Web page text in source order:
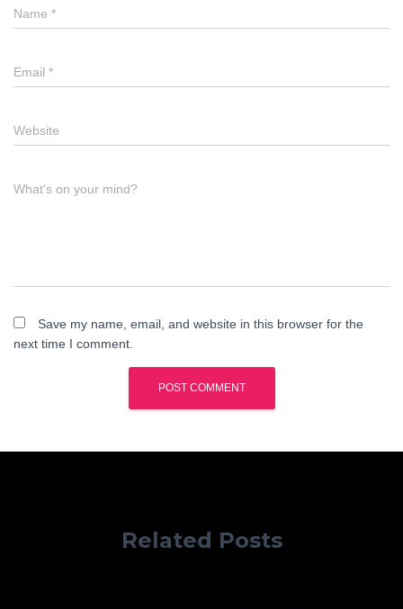
Name *
Email *
Website
What's on your mind?
Save my name, email, and website in this browser for the
next time I comment.
Related Posts